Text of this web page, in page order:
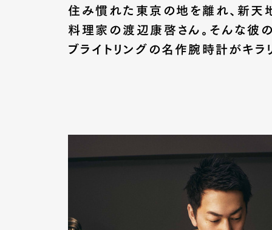
住み慣れた東京の地を離れ、新天
料理家の渡辺康啓さん。そんな彼
ブライトリングの名作腕時計がキラ